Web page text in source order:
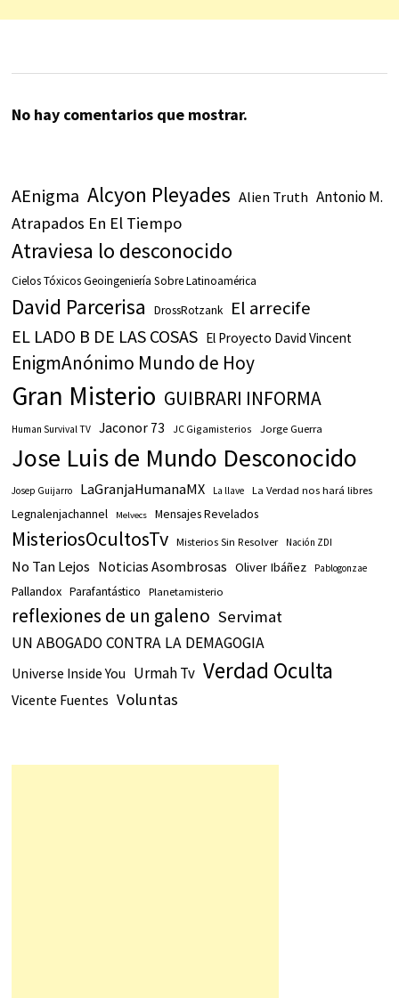
No hay comentarios que mostrar.
AEnigma Alcyon Pleyades Alien Truth Antonio M.
Atrapados En El Tiempo
Atraviesa lo desconocido
Cielos Tóxicos Geoingeniería Sobre Latinoamérica
David Parcerisa DrossRotzank El arrecife
EL LADO B DE LAS COSAS El Proyecto David Vincent
EnigmAnónimo Mundo de Hoy
Gran Misterio GUIBRARI INFORMA
Human Survival TV Jaconor 73 JC Gigamisterios Jorge Guerra
Jose Luis de Mundo Desconocido
Josep Guijarro LaGranjaHumanaMX La llave La Verdad nos hará libres
Legnalenjachannel Melvecs Mensajes Revelados
MisteriosOcultosTv Misterios Sin Resolver Nación ZDI
No Tan Lejos Noticias Asombrosas Oliver Ibáñez Pablogonzae
Pallandox Parafantástico Planetamisterio
reflexiones de un galeno Servimat
UN ABOGADO CONTRA LA DEMAGOGIA
Universe Inside You Urmah Tv Verdad Oculta
Vicente Fuentes Voluntas